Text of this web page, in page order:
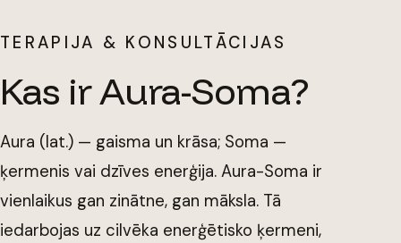
TERAPIJA & KONSULTĀCIJAS
Kas ir Aura-Soma?
Aura (lat.) — gaisma un krāsa; Soma —
ķermenis vai dzīves enerģija. Aura-Soma ir
vienlaikus gan zinātne, gan māksla. Tā
iedarbojas uz cilvēka enerģētisko ķermeni,